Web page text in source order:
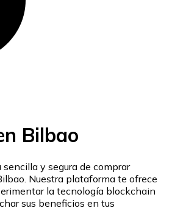
Bilbao
y segura de comprar
Nuestra plataforma te ofrece
la tecnología blockchain
sus beneficios en tus